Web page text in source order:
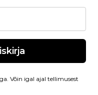
Võin igal ajal tellimusest